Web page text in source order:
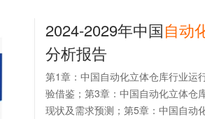
2024-2029年中国自动
分析报告
第1章：中国自动化立体仓库行业运
验借鉴；第3章：中国自动化立体仓
现状及需求预测；第5章：中国自动